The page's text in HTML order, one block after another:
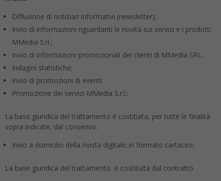
Diffusione di notiziari informativi (newsletter);
Invio di informazioni riguardanti le novità sui servizi e i prodotti
MMedia S.rl.;
Invio di informazioni promozionali dei clienti di MMedia SRL;
Indagini statistiche;
Invio di promozioni di eventi;
Promozione dei servizi MMedia S.r.l.;
La base giuridica del trattamento è costituita, per tutte le finalità
sopra indicate, dal consenso.
Invio a domicilio della rivista digitalic in formato cartaceo;
La base giuridica del trattamento è costituita dal contratto.